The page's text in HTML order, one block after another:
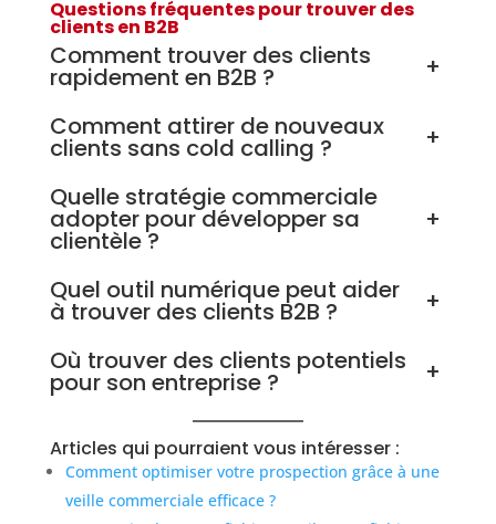
Questions fréquentes pour trouver des
clients en B2B
Comment trouver des clients
rapidement en B2B ?
+
Comment attirer de nouveaux
clients sans cold calling ?
+
Quelle stratégie commerciale
adopter pour développer sa
clientèle ?
+
Quel outil numérique peut aider
à trouver des clients B2B ?
+
Où trouver des clients potentiels
pour son entreprise ? +
Articles qui pourraient vous intéresser :
Comment optimiser votre prospection grâce à une
veille commerciale efficace ?